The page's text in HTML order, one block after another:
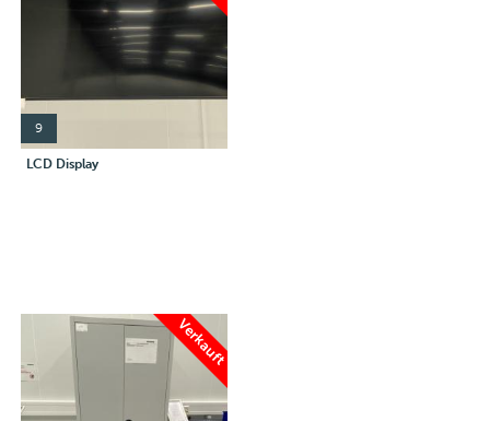
9
LCD Display
Verkauft